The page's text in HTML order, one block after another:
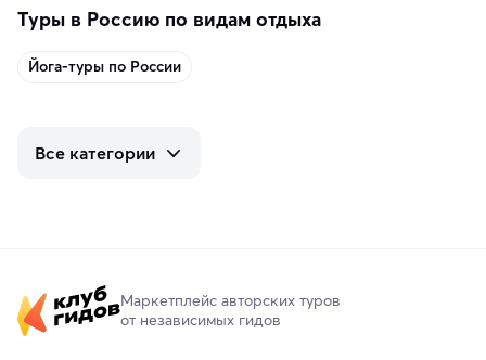
Туры в Россию по видам отдыха
Йога-туры по России
Все категории
Маркетплейс авторских туров
от независимых гидов